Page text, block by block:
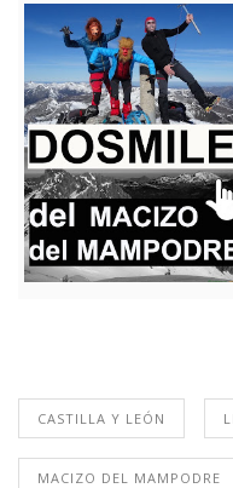
CASTILLA Y LEÓN
MACIZO DEL MAMPODRE